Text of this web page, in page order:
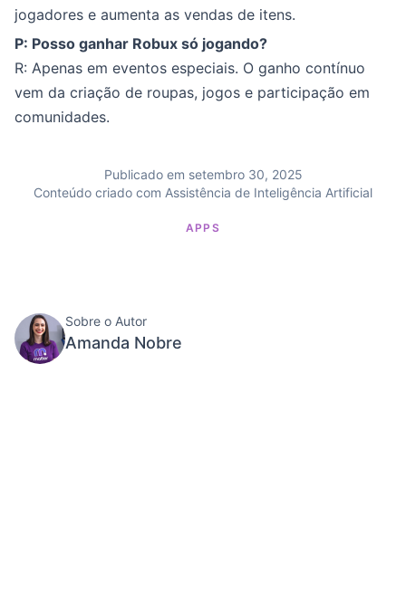
jogadores e aumenta as vendas de itens.
P: Posso ganhar Robux só jogando?
R: Apenas em eventos especiais. O ganho contínuo
vem da criação de roupas, jogos e participação em
comunidades.
Publicado em setembro 30, 2025
Conteúdo criado com Assistência de Inteligência Artificial
APPS
Sobre o Autor
Amanda Nobre